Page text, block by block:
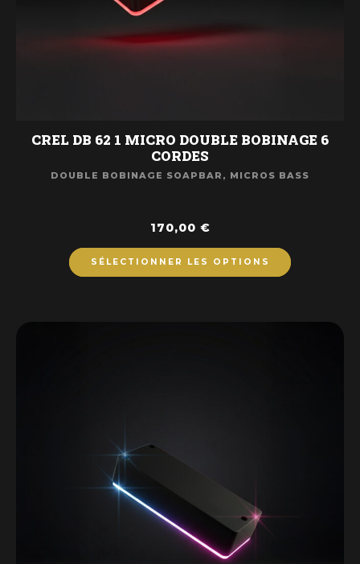
CREL DB 62 1 MICRO DOUBLE BOBINAGE 6
CORDES
DOUBLE BOBINAGE SOAPBAR , MICROS BASS
170,00 €
SÉLECTIONNER LES OPTIONS